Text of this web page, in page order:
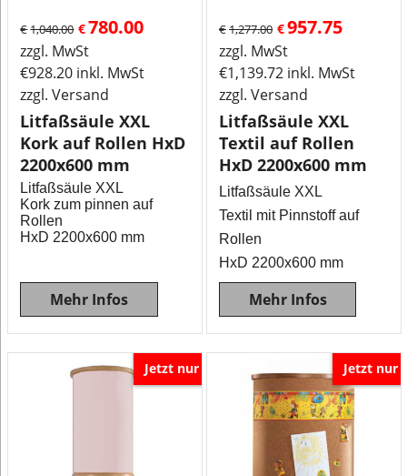
€1,040.00 €780.00
zzgl. MwSt
€928.20 inkl. MwSt
zzgl. Versand
Litfaßsäule XXL
Kork auf Rollen HxD
2200x600 mm
Litfaßsäule XXL
Kork zum pinnen auf
Rollen
HxD 2200x600 mm
Mehr Infos
€1,277.00 €957.75
zzgl. MwSt
€1,139.72 inkl. MwSt
zzgl. Versand
Litfaßsäule XXL
Textil auf Rollen
HxD 2200x600 mm
Litfaßsäule XXL
Textil mit Pinnstoff auf
Rollen
HxD 2200x600 mm
Mehr Infos
Jetzt nur Jetzt nur